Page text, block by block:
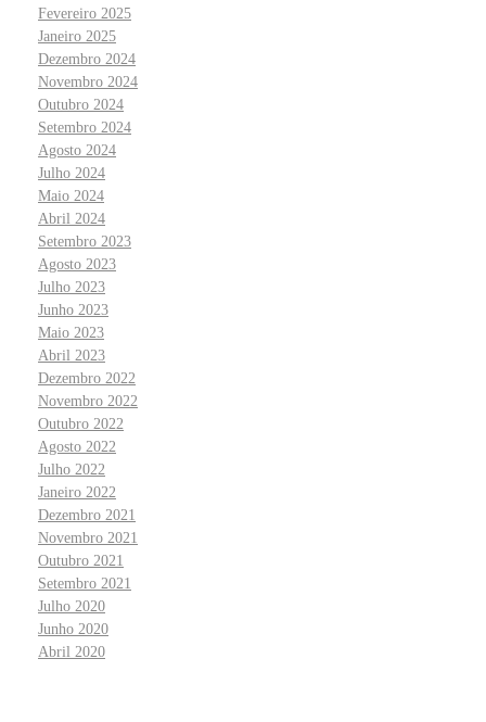
Fevereiro 2025
Janeiro 2025
Dezembro 2024
Novembro 2024
Outubro 2024
Setembro 2024
Agosto 2024
Julho 2024
Maio 2024
Abril 2024
Setembro 2023
Agosto 2023
Julho 2023
Junho 2023
Maio 2023
Abril 2023
Dezembro 2022
Novembro 2022
Outubro 2022
Agosto 2022
Julho 2022
Janeiro 2022
Dezembro 2021
Novembro 2021
Outubro 2021
Setembro 2021
Julho 2020
Junho 2020
Abril 2020